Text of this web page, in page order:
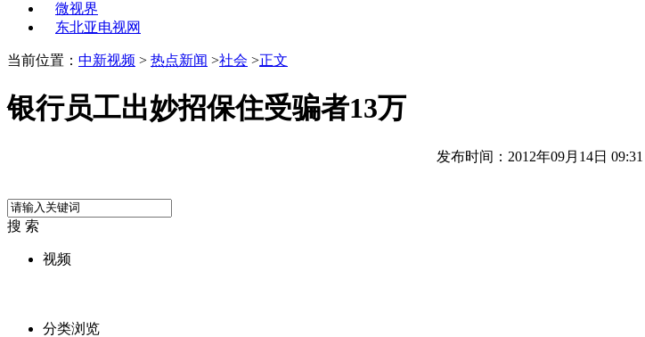
微视界
东北亚电视网
当前位置： 中新视频 > 热点新闻 >社会 >正文
银行员工出妙招保住受骗者13万
发布时间：2012年09月14日 09:31
搜 索
视频
分类浏览